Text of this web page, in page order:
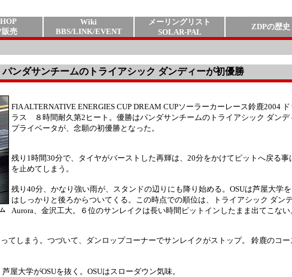
販売
Wiki
BBS/LINK/EVENT
メーリングリスト
SOLAR-PAL
ZDPの歴史
ンダサンチームのトライアシック ダンディーが初優勝
FIA ALTERNATIVE ENERGIES CUP DREAM CUPソーラーカーレース鈴鹿2004
ラス ８時間耐久第2ヒート。優勝はパンダサンチームのトライアシック ダンデ
プライベータが、念願の初優勝となった。
残り1時間30分で、タイヤがバーストした再輝は、20分をかけてピットへ戻る
を止めてしまう。
残り40分、かなり強い雨が、スタンドの辺りにも降り始める。OSUは芦屋大学
はしっかりと後ろからついてくる。この時点での順位は、トライアシック ダンデ
Aurora、金沢工大。６位のサンレイクは長い時間ピットインしたまま出てこない
てしまう。つづいて、ダンロップコーナーでサンレイクがストップ。 鈴鹿のコ
屋大学がOSUを抜く。OSUはスローダウン気味。